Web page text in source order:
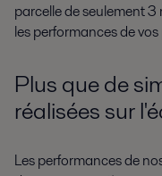
parcelle de seulement 3
les performances de
Plus que de
réalisées sur
Les performances de